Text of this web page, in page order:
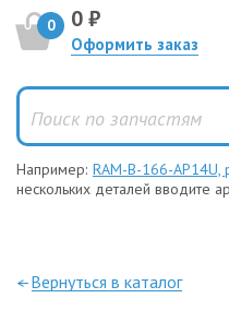
0 0 ₽
Оформить заказ
Например: RAM-B-166-AP14U,
нескольких деталей вводите
—Вернуться в каталог